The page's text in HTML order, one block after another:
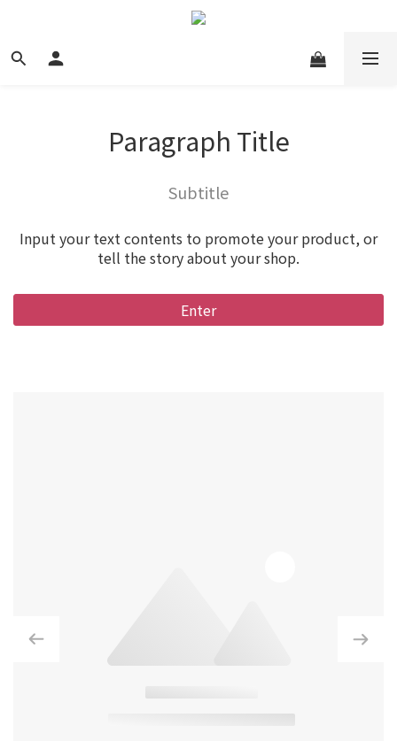
Paragraph Title
Subtitle
Input your text contents to promote your product, or
tell the story about your shop.
Enter